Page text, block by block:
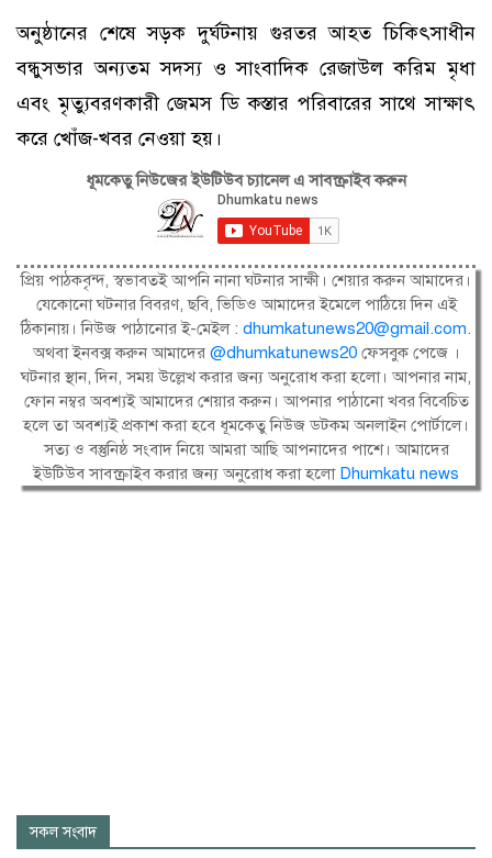
অনুষ্ঠানের শেষে সড়ক দুর্ঘটনায় গুরতর আহত চিকিৎসাধীন
বন্ধুসভার অন্যতম সদস্য ও সাংবাদিক রেজাউল করিম মৃধা
এবং মৃত্যুবরণকারী জেমস ডি কস্তার পরিবারের সাথে সাক্ষাৎ
করে খোঁজ-খবর নেওয়া হয়।
ধূমকেতু নিউজের ইউটিউব চ্যানেল এ সাবস্ক্রাইব করুন
প্রিয় পাঠকবৃন্দ, স্বভাবতই আপনি নানা ঘটনার সাক্ষী। শেয়ার করুন আমাদের।
যেকোনো ঘটনার বিবরণ, ছবি, ভিডিও আমাদের ইমেলে পাঠিয়ে দিন এই
ঠিকানায়। নিউজ পাঠানোর ই-মেইল : dhumkatunews20@gmail.com.
অথবা ইনবক্স করুন আমাদের@dhumkatunews20 ফেসবুক পেজে ।
ঘটনার স্থান, দিন, সময় উল্লেখ করার জন্য অনুরোধ করা হলো। আপনার নাম,
ফোন নম্বর অবশ্যই আমাদের শেয়ার করুন। আপনার পাঠানো খবর বিবেচিত
হলে তা অবশ্যই প্রকাশ করা হবে ধূমকেতু নিউজ ডটকম অনলাইন পোর্টালে।
সত্য ও বস্তুনিষ্ঠ সংবাদ নিয়ে আমরা আছি আপনাদের পাশে। আমাদের
ইউটিউব সাবস্ক্রাইব করার জন্য অনুরোধ করা হলো Dhumkatu news
সকল সংবাদ